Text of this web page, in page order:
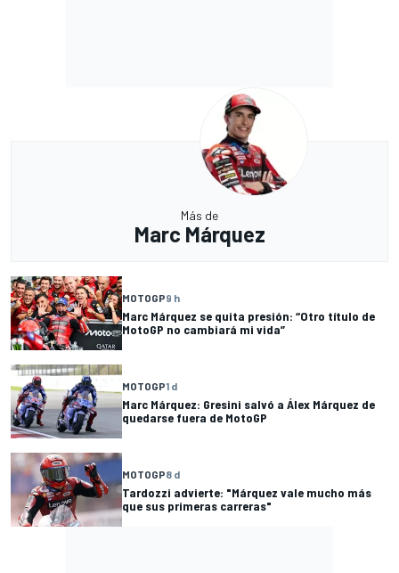
Más de
Marc Márquez
MOTOGP9 h
Marc Márquez se quita presión: “Otro título de
MotoGP no cambiará mi vida”
MOTOGP1 d
Marc Márquez: Gresini salvó a Álex Márquez de
quedarse fuera de MotoGP
MOTOGP8 d
Tardozzi advierte: "Márquez vale mucho más
que sus primeras carreras"